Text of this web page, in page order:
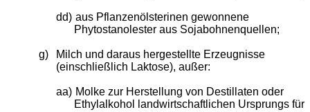
dd) aus Pflanzenölsterinen gewonnene
Phytostanolester aus Sojabohnenquellen;
g)
Milch und daraus hergestellte Erzeugnisse
(einschließlich Laktose), außer:
aa) Molke zur Herstellung von Destillaten oder
Ethylalkohol landwirtschaftlichen Ursprungs für